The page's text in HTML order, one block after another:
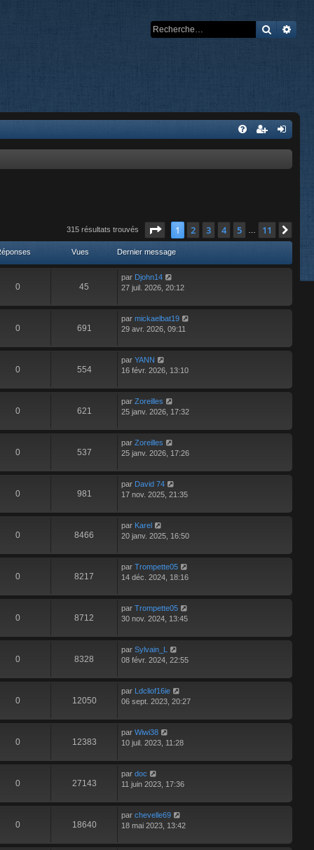
315 résultats trouvés Page sur11
1 2 3 4 5 … 11
Vues Dernier message
0 45
par Djohn14
27 juil. 2026, 20:12
0 691
par mickaelbat19
29 avr. 2026, 09:11
0 554
par YANN
16 févr. 2026, 13:10
0 621
par Zoreilles
25 janv. 2026, 17:32
0 537
par Zoreilles
25 janv. 2026, 17:26
0 981
par David 74
17 nov. 2025, 21:35
0 8466
par Karel
20 janv. 2025, 16:50
0 8217
par Trompette05
14 déc. 2024, 18:16
0 8712
par Trompette05
30 nov. 2024, 13:45
0 8328
par Sylvain_L
08 févr. 2024, 22:55
0 12050
par Ldcliof16ie
06 sept. 2023, 20:27
0 12383
par Wiwi38
10 juil. 2023, 11:28
0 27143
par doc
11 juin 2023, 17:36
0 18640
par chevelle69
18 mai 2023, 13:42